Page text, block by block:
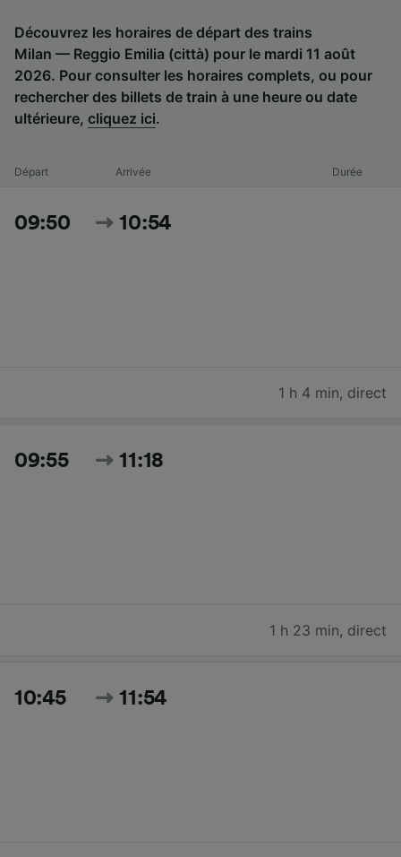
Découvrez les horaires de départ des trains
Milan — Reggio Emilia (città) pour le mardi 11 août
2026. Pour consulter les horaires complets, ou pour
rechercher des billets de train à une heure ou date
ultérieure, cliquez ici.
Départ Arrivée Durée
09:50 10:54
1 h 4 min, direct
09:55 11:18
1 h 23 min, direct
10:45 11:54